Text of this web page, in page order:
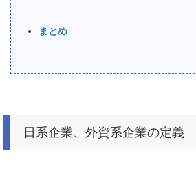
まとめ
日系企業、外資系企業の定義